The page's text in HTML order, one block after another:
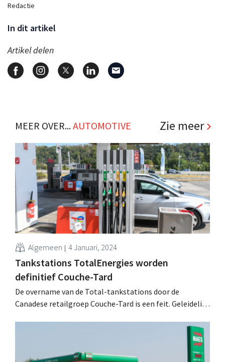
Redactie
In dit artikel
Artikel delen
MEER OVER...AUTOMOTIVE Zie meer
Algemeen 4 Januari, 2024
Tankstations TotalEnergies worden
definitief Couche-Tard
De overname van de Total-tankstations door de
Canadese retailgroep Couche-Tard is een feit. Geleidelijk